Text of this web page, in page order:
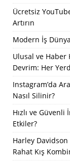
Ücretsiz
Artırın
Modern İş
Ulusal ve Haber
Devrim: Her
Instagram’da
Nasıl Silinir?
Hızlı ve Güvenli
Etkiler?
Harley Davidson
Rahat Kış